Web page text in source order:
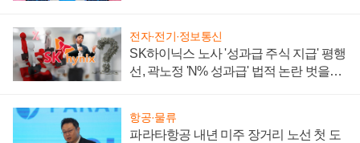
전자·전기·정보통신
SK하이닉스 노사 '성과급 주식 지급' 평행
선, 곽노정 'N% 성과급' 법적 논란 벗을지
항공·물류
파라타항공 내년 미주 장거리 노선 첫 도